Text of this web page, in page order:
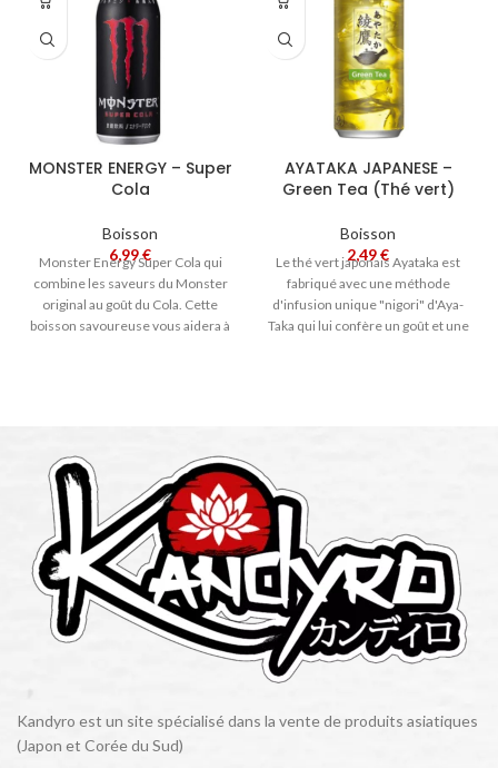
MONSTER ENERGY – Super
Cola
Boisson
6,99€
Monster Energy Super Cola qui
combine les saveurs du Monster
original au goût du Cola. Cette
boisson savoureuse vous aidera à
AYATAKA JAPANESE –
Green Tea (Thé vert)
Boisson
2,49€
Le thé vert japonais Ayataka est
fabriqué avec une méthode
d'infusion unique "nigori" d'Aya-
Taka qui lui confère un goût et une
Kandyro est un site spécialisé dans la vente de produits asiatiques
(Japon et Corée du Sud)